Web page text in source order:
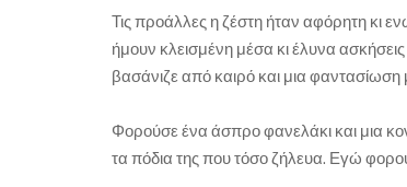
Τις προάλλες η ζέστη ήταν αφόρητη κι
ήμουν κλεισμένη μέσα κι έλυνα
βασάνιζε από καιρό και μια φαντασίωση
Φορούσε ένα άσπρο φανελάκι και μια
τα πόδια της που τόσο ζήλευα. Εγώ